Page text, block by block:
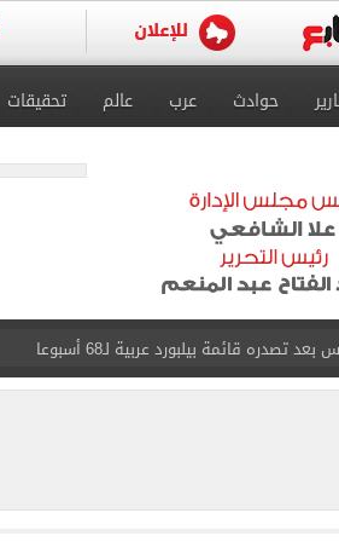
حوادث عرب عالم تحقيقات
قائمة بيلبورد عربية لـ68 أسبوعا
كليا من المنيب للعياط.. اعرف التحويلات
وميرور حول علاج سيدة بريطانية في شرم الشيخ